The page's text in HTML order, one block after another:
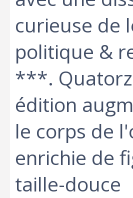
curieuse de
politique &
***.
édition
le corps de
enrichie de
taille-douce‎